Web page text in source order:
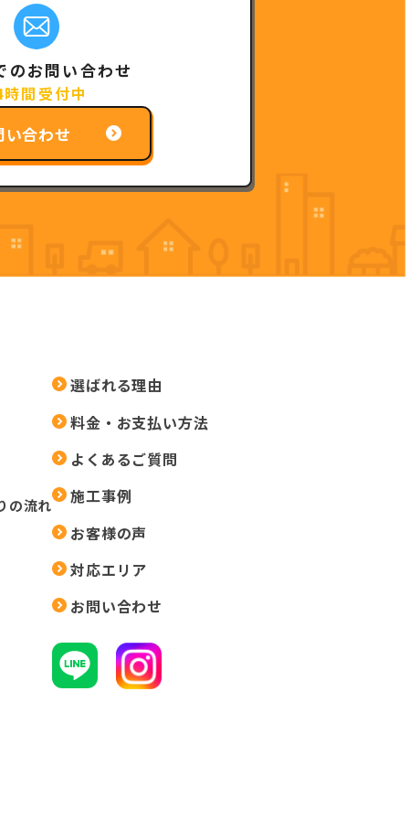
のお問い合わせ
間受付中
い合わせ
の流れ
選ばれる理由
料金・お支払い方法
よくあるご質問
施工事例
お客様の声
対応エリア
お問い合わせ